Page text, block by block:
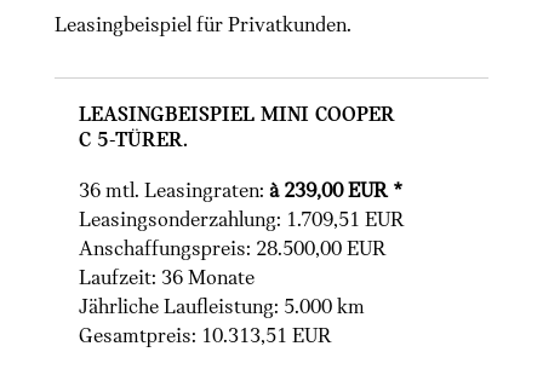
Leasingbeispiel für Privatkunden.
Leasingbeispiel MINI Cooper
C 5-Türer.
36 mtl. Leasingraten: à 239,00 EUR *
Leasingsonderzahlung: 1.709,51 EUR
Anschaffungspreis: 28.500,00 EUR
Laufzeit: 36 Monate
Jährliche Laufleistung: 5.000 km
Gesamtpreis: 10.313,51 EUR